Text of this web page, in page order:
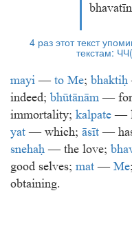
4 раз этот текст
текстам:
mayi — to Me; bhaktiḥ
indeed; bhūtānām — for
immortality; kalpate —
yat — which; āsīt —
snehaḥ — the love;
good selves; mat — Me;
obtaining.